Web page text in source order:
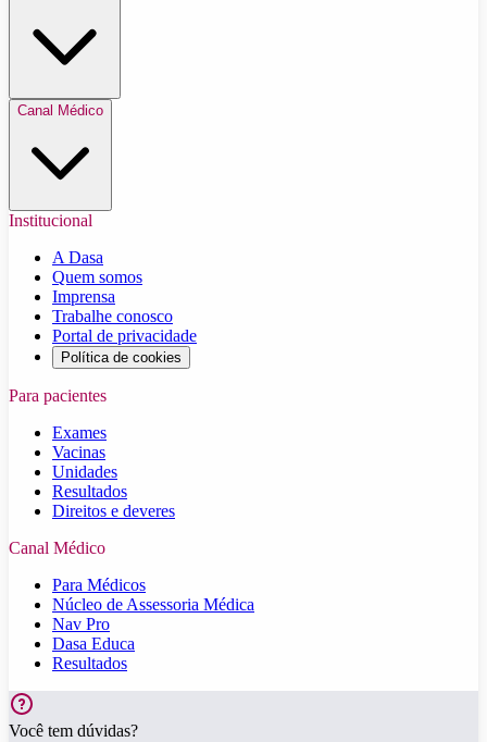
Canal Médico
Institucional
A Dasa
Quem somos
Imprensa
Trabalhe conosco
Portal de privacidade
Política de cookies
Para pacientes
Exames
Vacinas
Unidades
Resultados
Direitos e deveres
Canal Médico
Para Médicos
Núcleo de Assessoria Médica
Nav Pro
Dasa Educa
Resultados
Você tem dúvidas?